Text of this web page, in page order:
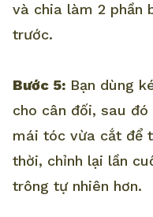
và chia làm 2 phần
trước.
Bước 5: Bạn dùng
cho cân đối, sau
mái tóc vừa cắt để
thời, chỉnh lại lần
trông tự nhiên hơn.